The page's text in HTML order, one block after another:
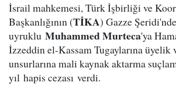
İsrail mahkemesi, Türk İşbirliği ve
Başkanlığının (TİKA) Gazze
uyruklu Muhammed Murteca'ya
İzzeddin el-Kassam Tugaylarına üyelik
unsurlarına mali kaynak aktarma
yıl hapis cezası verdi.